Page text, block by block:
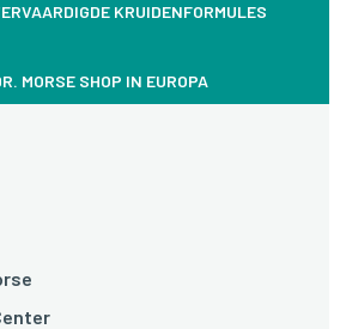
KRUIDENFORMULES
MORSE SHOP IN EUROPA